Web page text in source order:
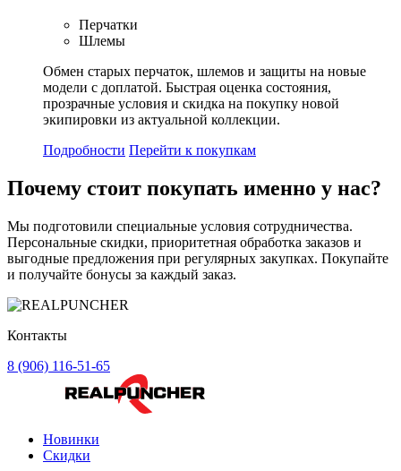
Перчатки
Шлемы
Обмен старых перчаток, шлемов и защиты на новые
модели с доплатой. Быстрая оценка состояния,
прозрачные условия и скидка на покупку новой
экипировки из актуальной коллекции.
Подробности Перейти к покупкам
Почему стоит покупать именно у нас?
Мы подготовили специальные условия сотрудничества.
Персональные скидки, приоритетная обработка заказов и
выгодные предложения при регулярных закупках. Покупайте
и получайте бонусы за каждый заказ.
Контакты
8 (906) 116-51-65
Новинки
Скидки